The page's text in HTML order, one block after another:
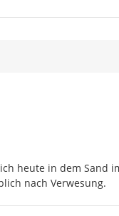
heute in dem Sand
nach Verwesung.